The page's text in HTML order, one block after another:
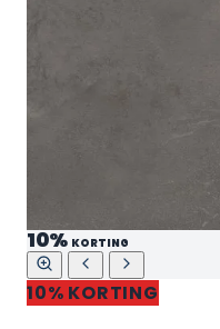
10% KORTING
10% KORTING